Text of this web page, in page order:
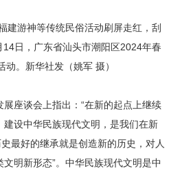
建游神等传统民俗活动刷屏走红，刮
日，广东省汕头市潮阳区2024年春
动。新华社发（姚军 摄）
座谈会上指出：“在新的起点上继续
设中华民族现代文明，是我们在新
最好的继承就是创造新的历史，对人
明新形态”。中华民族现代文明是中